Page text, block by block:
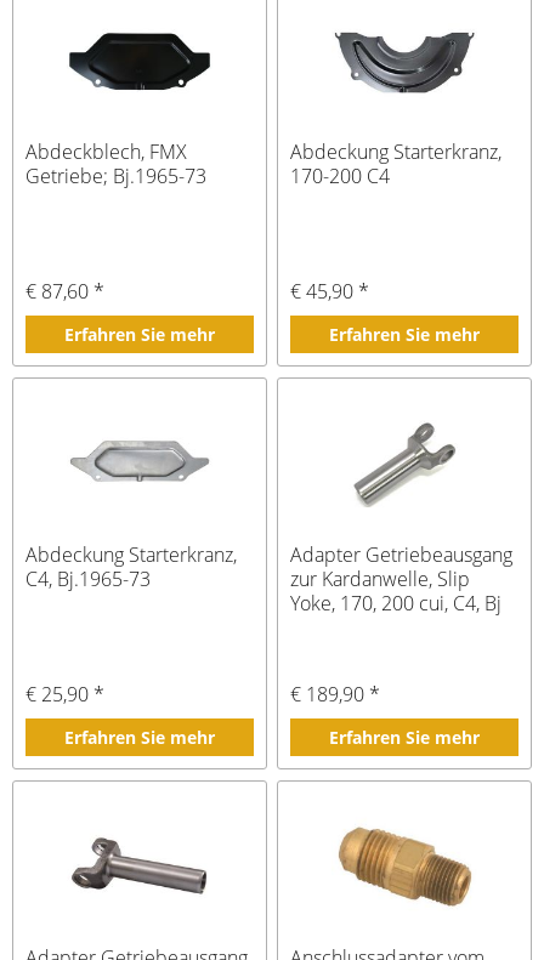
Abdeckblech, FMX
Getriebe; Bj.1965-73
€ 87,60 *
Erfahren Sie mehr
Abdeckung Starterkranz,
170-200 C4
€ 45,90 *
Erfahren Sie mehr
Abdeckung Starterkranz,
C4, Bj.1965-73
€ 25,90 *
Erfahren Sie mehr
Adapter Getriebeausgang
zur Kardanwelle, Slip
Yoke, 170, 200 cui, C4, Bj
€ 189,90 *
Erfahren Sie mehr